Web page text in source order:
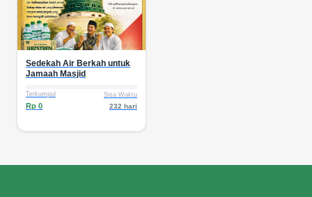
Sedekah Air Berkah untuk
Jamaah Masjid
Terkumpul
Rp 0
Sisa Waktu
232 hari